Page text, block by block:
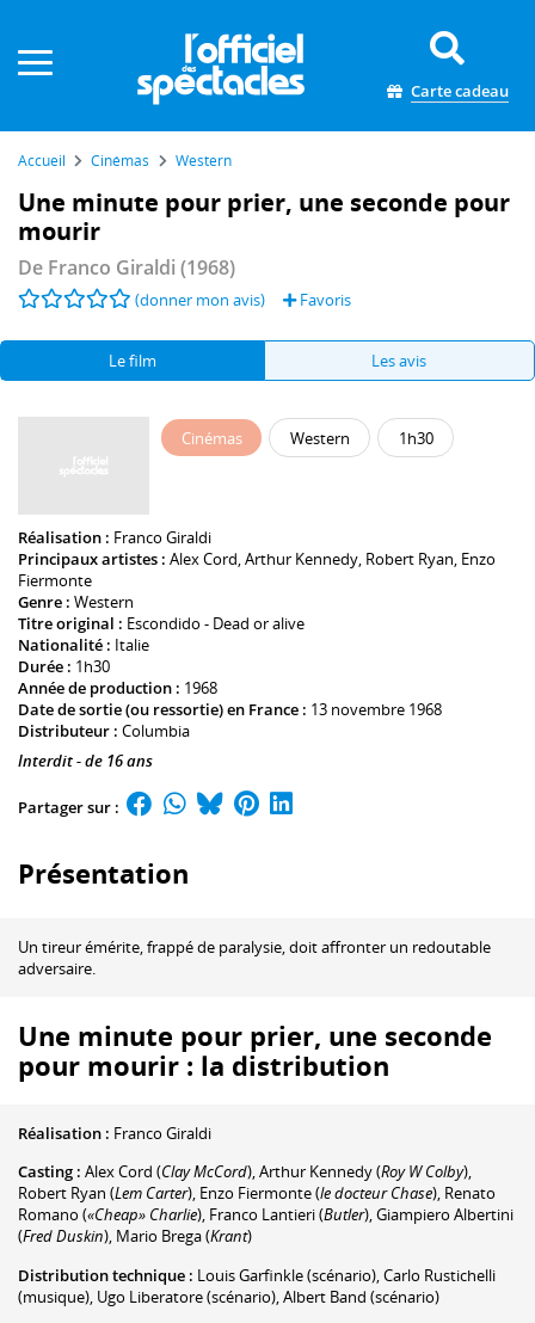
Carte cadeau
Accueil Cinémas Western
Une minute pour prier, une seconde pour
mourir
De Franco Giraldi (1968)
(donner mon avis) Favoris
Le film Les avis
Cinémas Western 1h30
Réalisation : Franco Giraldi
Principaux artistes : Alex Cord,Arthur Kennedy, Robert Ryan, Enzo
Fiermonte
Genre : Western
Titre original : Escondido - Dead or alive
Nationalité : Italie
Durée : 1h30
Année de production : 1968
Date de sortie (ou ressortie) en France : 13 novembre 1968
Distributeur : Columbia
Interdit - de 16 ans
Partager sur :
Présentation
Un tireur émérite, frappé de paralysie, doit affronter un redoutable
adversaire.
Une minute pour prier, une seconde
pour mourir : la distribution
Réalisation : Franco Giraldi
Casting : Alex Cord (Clay McCord),Arthur Kennedy(Roy W Colby),
Robert Ryan (Lem Carter), Enzo Fiermonte(le docteur Chase), Renato
Romano («Cheap» Charlie), Franco Lantieri(Butler),Giampiero Albertini
(Fred Duskin), Mario Brega(Krant)
Distribution technique : Louis Garfinkle(scénario),Carlo Rustichelli
(musique), Ugo Liberatore(scénario),Albert Band (scénario)